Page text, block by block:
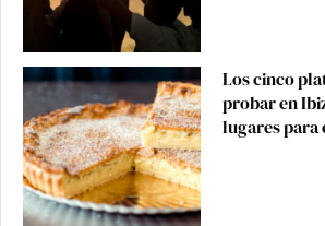
Los cinco
probar en
lugares